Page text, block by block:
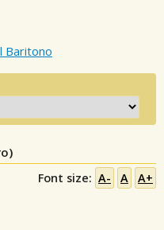
Baritono
Font size: A- A A+